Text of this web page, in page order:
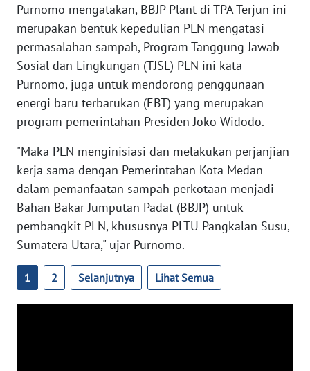
Purnomo mengatakan, BBJP Plant di TPA Terjun ini
merupakan bentuk kepedulian PLN mengatasi
permasalahan sampah, Program Tanggung Jawab
Sosial dan Lingkungan (TJSL) PLN ini kata
Purnomo, juga untuk mendorong penggunaan
energi baru terbarukan (EBT) yang merupakan
program pemerintahan Presiden Joko Widodo.
"Maka PLN menginisiasi dan melakukan perjanjian
kerja sama dengan Pemerintahan Kota Medan
dalam pemanfaatan sampah perkotaan menjadi
Bahan Bakar Jumputan Padat (BBJP) untuk
pembangkit PLN, khususnya PLTU Pangkalan Susu,
Sumatera Utara," ujar Purnomo.
1 2 Selanjutnya Lihat Semua
SULBAR
WN
BABEL
WN
WN
SUMSEL
WN
BENGKULU
WN
LAMPUNG